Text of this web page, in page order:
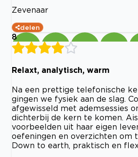
Zevenaar
delen
8
Relaxt, analytisch, warm
Na een prettige telefonische
gingen we fysiek aan de slag.
afgewisseld met ademsessies
dichterbij de kern te komen.
voorbeelden uit haar eigen
oefeningen en overzichten om
Down to earth, praktisch en